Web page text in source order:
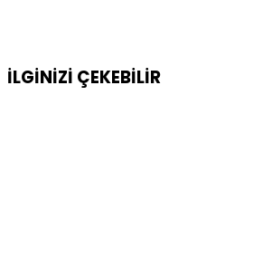
İLGİNİZİ ÇEKEBİLİR